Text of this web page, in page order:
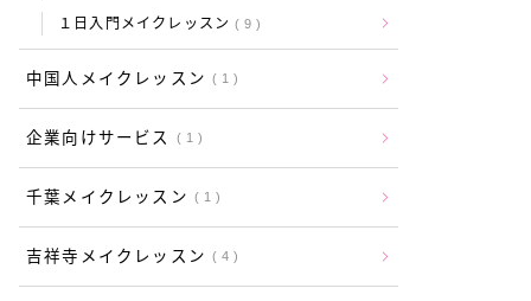
１日入門メイクレッスン 9
中国人メイクレッスン 1
企業向けサービス 1
千葉メイクレッスン 1
吉祥寺メイクレッスン 4